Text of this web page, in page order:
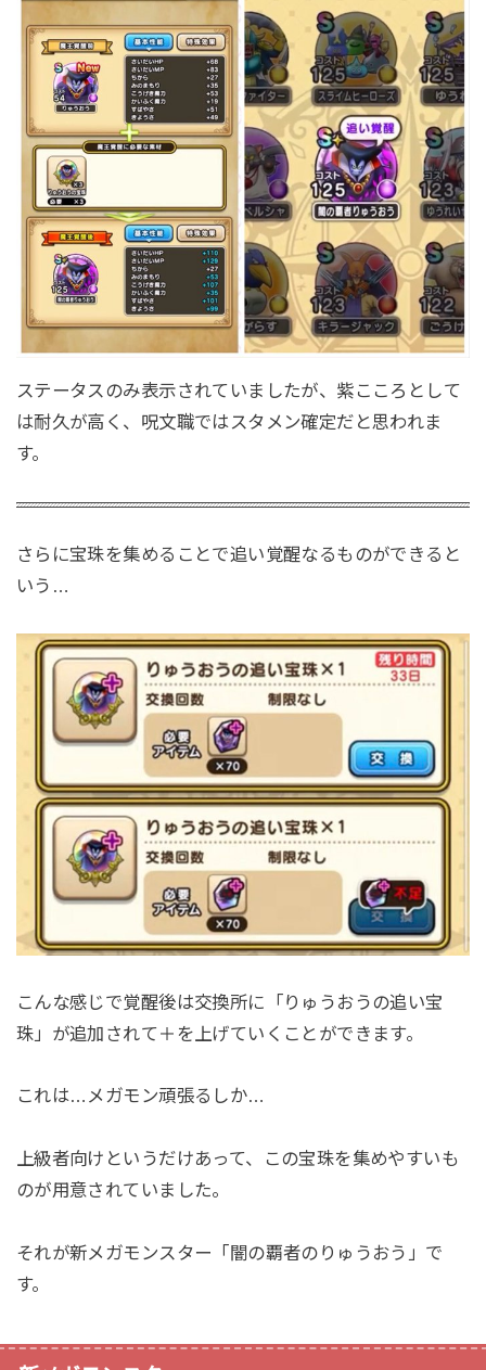
ステータスのみ表示されていましたが、紫こころとして
は耐久が高く、呪文職ではスタメン確定だと思われま
す。
さらに宝珠を集めることで追い覚醒なるものができると
いう…
こんな感じで覚醒後は交換所に「りゅうおうの追い宝
珠」が追加されて＋を上げていくことができます。
これは…メガモン頑張るしか…
上級者向けというだけあって、この宝珠を集めやすいも
のが用意されていました。
それが新メガモンスター「闇の覇者のりゅうおう」で
す。